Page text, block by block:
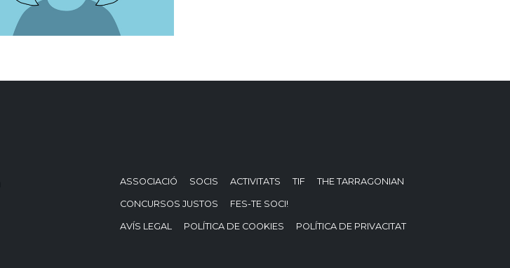
ASSOCIACIÓ SOCIS ACTIVITATS TIF THE TARRAGONIAN
CONCURSOS JUSTOS FES-TE SOCI!
AVÍS LEGAL POLÍTICA DE COOKIES POLÍTICA DE PRIVACITAT